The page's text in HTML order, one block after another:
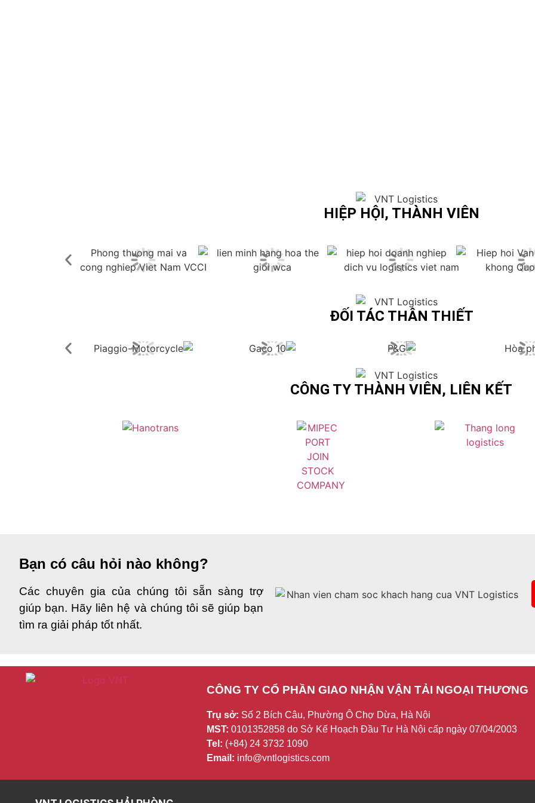
HIỆP HỘI, THÀNH VIÊN
ĐỐI TÁC THÂN THIẾT
CÔNG TY THÀNH VIÊN, LIÊN KẾT
Bạn có câu hỏi nào không?
Các chuyên gia của chúng tôi sẵn sàng trợ
giúp bạn. Hãy liên hệ và chúng tôi sẽ giúp bạn
tìm ra giải pháp tốt nhất.
CÔNG TY CỔ PHẦN GIAO NHẬN VẬN TẢI NGOẠI THƯƠNG
Trụ sở: Số 2 Bích Câu, Phường Ô Chợ Dừa, Hà Nội
MST: 0101352858 do Sở Kế Hoạch Đầu Tư Hà Nội cấp ngày 07/04/2003
Tel: (+84) 24 3732 1090
Email: info@vntlogistics.com